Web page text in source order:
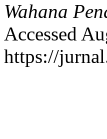
Wahana
Accessed
https://